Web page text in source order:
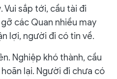
Vui sắp tới, cầu tài đi
các Quan nhiều may
lợi, người đi có tin về.
Nghiệp khó thành, cầu
lại. Người đi chưa có